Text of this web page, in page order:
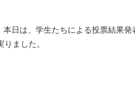
日は、学生たちによる投票結果
ました。